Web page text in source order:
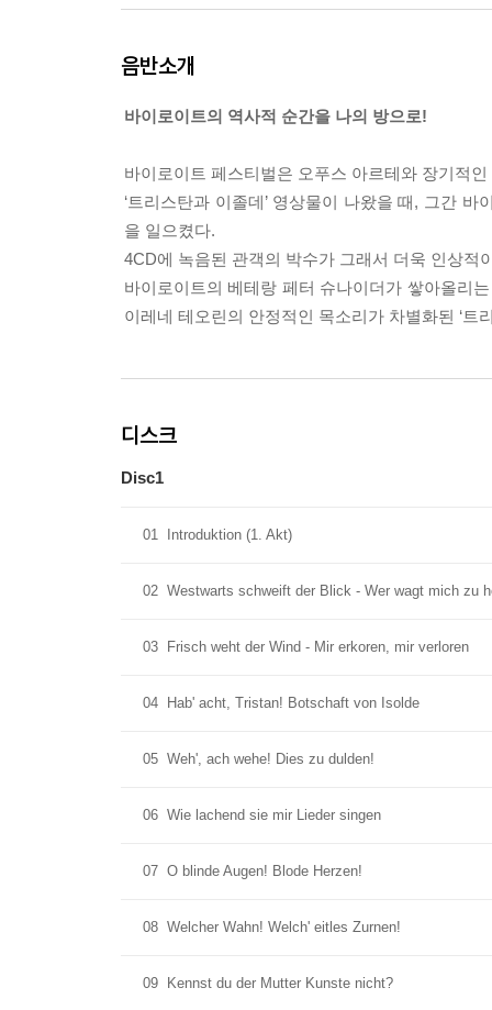
음반소개
바이로이트의 역사적 순간을 나의 방으로!
바이로이트 페스티벌은 오푸스 아르테와 장기적
‘트리스탄과 이졸데’ 영상물이 나왔을 때, 그간
을 일으켰다.
4CD에 녹음된 관객의 박수가 그래서 더욱 인상적
바이로이트의 베테랑 페터 슈나이더가 쌓아올리
이레네 테오린의 안정적인 목소리가 차별화된 ‘트
디스크
Disc1
01 Introduktion (1. Akt)
02 Westwarts schweift der Blick - Wer wagt mich zu
03 Frisch weht der Wind - Mir erkoren, mir verloren
04 Hab' acht, Tristan! Botschaft von Isolde
05 Weh', ach wehe! Dies zu dulden!
06 Wie lachend sie mir Lieder singen
07 O blinde Augen! Blode Herzen!
08 Welcher Wahn! Welch' eitles Zurnen!
09 Kennst du der Mutter Kunste nicht?